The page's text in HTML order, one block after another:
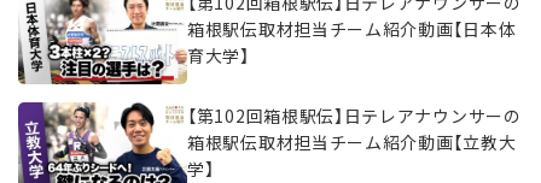
箱根駅伝取材担当チーム紹介動画【日本体
育大学】
【第102回箱根駅伝】日テレアナウンサーの
箱根駅伝取材担当チーム紹介動画【立教大
学】